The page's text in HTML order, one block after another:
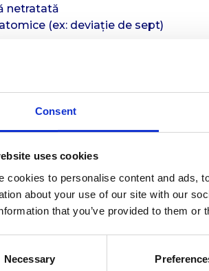
Consent
uses cookies
cookies to personalise content and ads,
about your use of our site with our
that you’ve provided to them
Necessary
netratată
(ex: deviație de sept)
și Diagnostic
acute includ:
purulente
facială (mai ales frontală,
bacteriene)